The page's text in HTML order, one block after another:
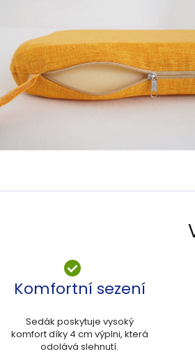
Komfortní sezení
Sedák poskytuje vysoký
komfort díky 4 cm výplni, která
odolává slehnutí.